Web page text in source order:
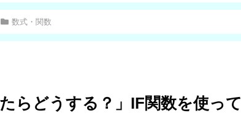
数式・関数
らどうする？」IF関数を使って